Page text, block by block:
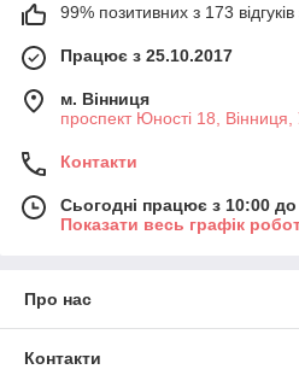
99% позитивних з 173 відгуків
Працює з 25.10.2017
м. Вінниця
проспект Юності 18, Вінниця,
Контакти
Сьогодні працює з 10:00
Показати весь графік
Про нас
Контакти